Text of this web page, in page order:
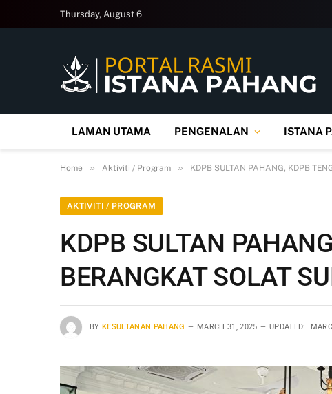
Thursday, August 6
LAMAN UTAMA PENGENALAN ISTANA
Home » Aktiviti / Program » KDPB SULTAN PAHANG, KDPB
AKTIVITI / PROGRAM
KDPB SULTAN
BERANGKAT SOLAT
BY KESULTANAN PAHANG MARCH 31, 2025 UPDATED: